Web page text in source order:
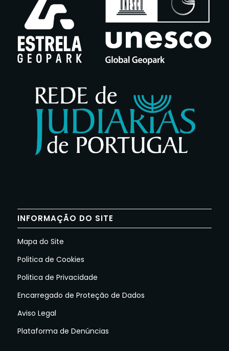
INFORMAÇÃO DO SITE
Mapa do Site
Politica de Cookies
Politica de Privacidade
Encarregado de Proteção de Dados
Aviso Legal
Plataforma de Denúncias